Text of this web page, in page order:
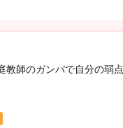
師のガンバで自分の弱